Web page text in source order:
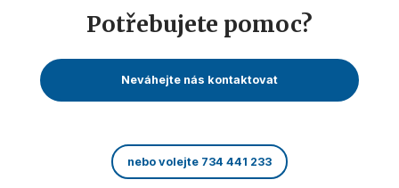
Potřebujete pomoc?
Neváhejte nás kontaktovat
nebo volejte 734 441 233